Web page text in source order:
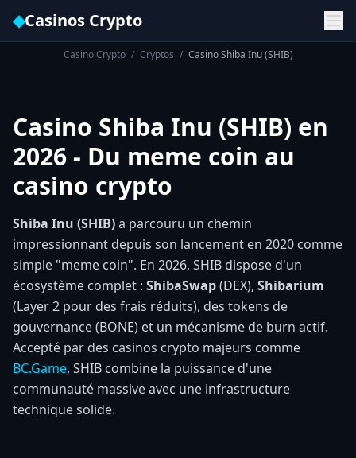
◆Casinos Crypto
Casino Crypto / Cryptos / Casino Shiba Inu (SHIB)
Casino Shiba Inu (SHIB) en
2026 - Du meme coin au
casino crypto
Shiba Inu (SHIB)a parcouru un chemin
impressionnant depuis son lancement en 2020 comme
simple "meme coin". En 2026, SHIB dispose d'un
écosystème complet : ShibaSwap(DEX), Shibarium
(Layer 2 pour des frais réduits), des tokens de
gouvernance (BONE) et un mécanisme de burn actif.
Accepté par des casinos crypto majeurs comme
BC.Game, SHIB combine la puissance d'une
communauté massive avec une infrastructure
technique solide.